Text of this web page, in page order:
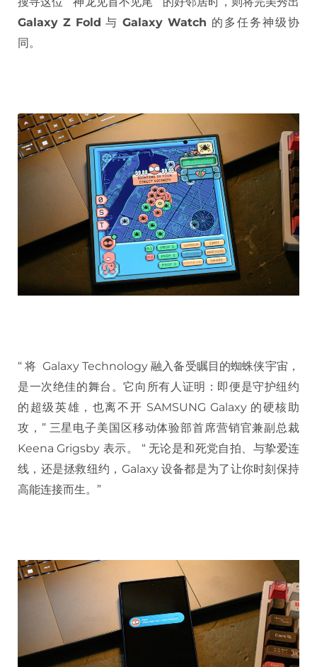
Galaxy Z Fold 与Galaxy Watch 的多任务神级协
同。
“ 将 Galaxy Technology 融入备受瞩目的蜘蛛侠宇宙，
是一次绝佳的舞台。它向所有人证明：即便是守护纽约
的超级英雄，也离不开 SAMSUNG Galaxy 的硬核助
攻，” 三星电子美国区移动体验部首席营销官兼副总裁
Keena Grigsby 表示。 “ 无论是和死党自拍、与挚爱连
线，还是拯救纽约，Galaxy 设备都是为了让你时刻保持
高能连接而生。”